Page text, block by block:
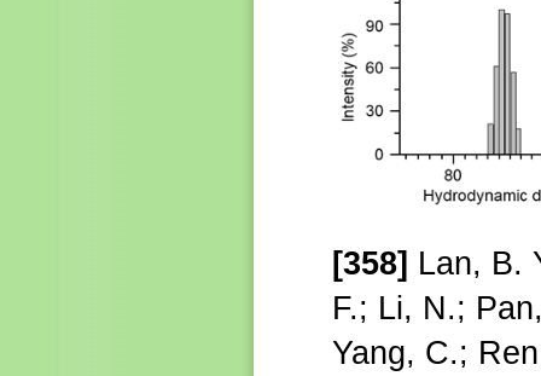
[358] Lan, B.
F.; Li, N.;
Yang, C.;